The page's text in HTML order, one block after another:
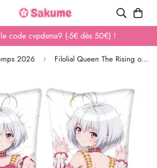
! Utilisez le code
2026 Filolial Queen The Rising of the Shield Hero Taie d'oreiller de corps 160cm x 50cm